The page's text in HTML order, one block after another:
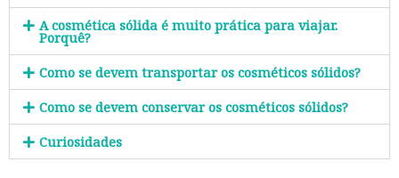
A cosmética sólida é muito prática para viajar.
Porquê?
Como se devem transportar os cosméticos sólidos?
Como se devem conservar os cosméticos sólidos?
Curiosidades